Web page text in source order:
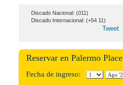
Discado Nacional: (011)
Discado Internacional: (+54 11)
Tweet
Reservar en Palermo Place
Fecha de ingreso: